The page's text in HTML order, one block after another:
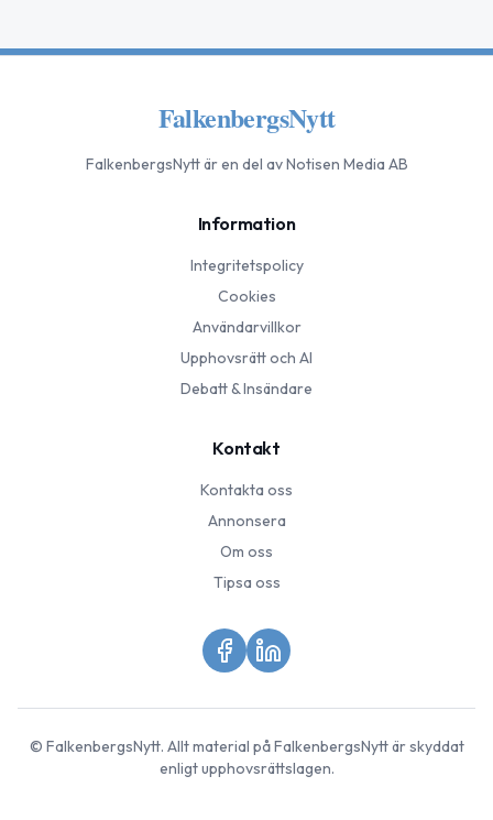
FalkenbergsNytt
FalkenbergsNyttär en del av Notisen Media AB
Information
Integritetspolicy
Cookies
Användarvillkor
Upphovsrätt och AI
Debatt & Insändare
Kontakt
Kontakta oss
Annonsera
Om oss
Tipsa oss
© FalkenbergsNytt. Allt material påFalkenbergsNyttär skyddat
enligt upphovsrättslagen.